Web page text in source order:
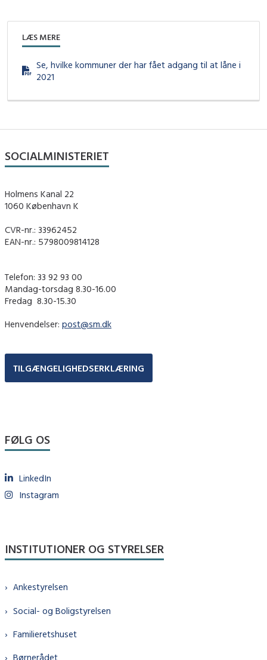
LÆS MERE
Se, hvilke kommuner der har fået adgang til at låne i
2021
SOCIALMINISTERIET
Holmens Kanal 22
1060 København K
CVR-nr.: 33962452
EAN-nr.: 5798009814128
Telefon: 33 92 93 00
Mandag-torsdag 8.30-16.00
Fredag ​ 8.30-15.30
Henvendelser: post@sm.dk
TILGÆNGELIGHEDSERKLÆRING
FØLG OS
LinkedIn
Instagram
INSTITUTIONER OG STYRELSER
Ankestyrelsen
Social- og Boligstyrelsen
Familieretshuset
Børnerådet